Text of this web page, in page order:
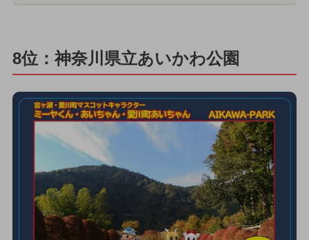
8位：神奈川県立あいかわ公園